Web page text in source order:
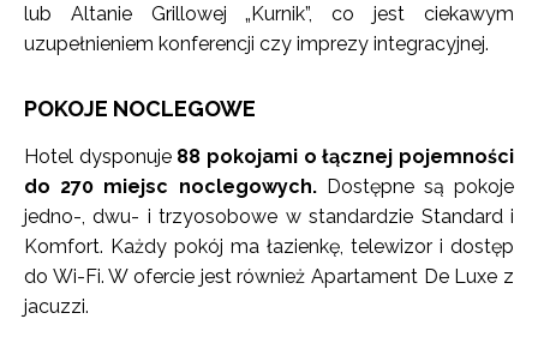
lub Altanie Grillowej „Kurnik”, co jest ciekawym
uzupełnieniem konferencji czy imprezy integracyjnej.
POKOJE NOCLEGOWE
Hotel dysponuje 88 pokojami o łącznej pojemności
do 270 miejsc noclegowych. Dostępne są pokoje
jedno-, dwu- i trzyosobowe w standardzie Standard i
Komfort. Każdy pokój ma łazienkę, telewizor i dostęp
do Wi-Fi. W ofercie jest również Apartament De Luxe z
jacuzzi.